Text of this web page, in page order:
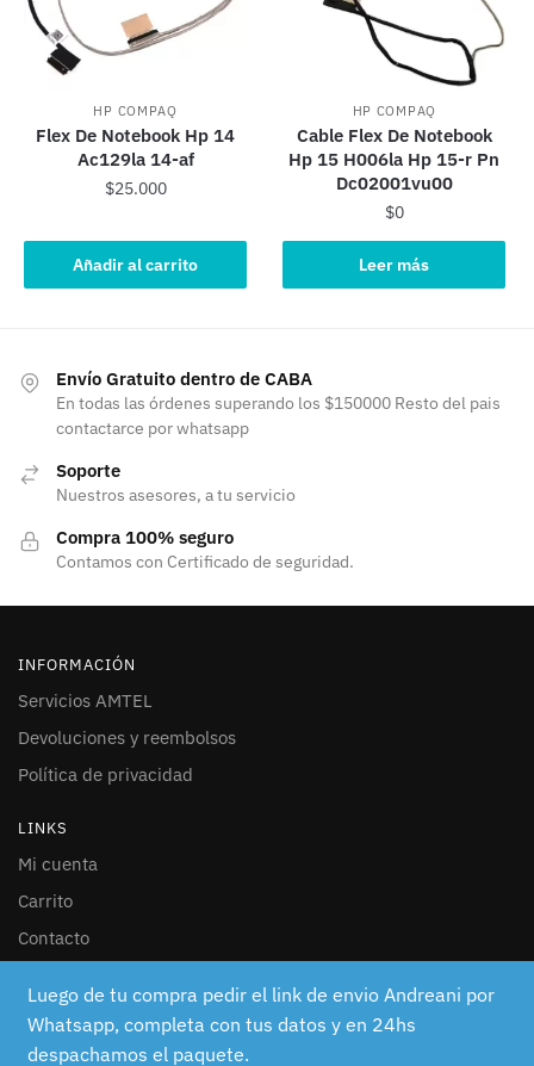
HP COMPAQ
Flex De Notebook Hp 14
Ac129la 14-af
$25.000
Añadir al carrito
HP COMPAQ
Cable Flex De Notebook
Hp 15 H006la Hp 15-r Pn
Dc02001vu00
$0
Leer más
Envío Gratuito dentro de CABA
En todas las órdenes superando los $150000 Resto del pais
contactarce por whatsapp
Soporte
Nuestros asesores, a tu servicio
Compra 100% seguro
Contamos con Certificado de seguridad.
INFORMACIÓN
Servicios AMTEL
Devoluciones y reembolsos
Política de privacidad
LINKS
Mi cuenta
Carrito
Contacto
SEGUINOS
Facebook
Instagram
Luego de tu compra pedir el link de envio Andreani por
Whatsapp, completa con tus datos y en 24hs
despachamos el paquete.